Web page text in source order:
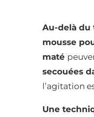
Au-delà du
mousse
maté
secouées
l’agitation
Une